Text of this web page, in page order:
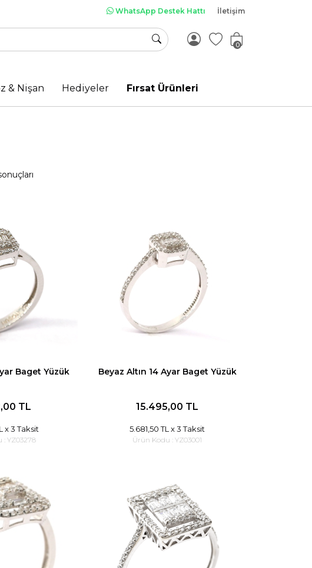
WhatsApp Destek Hattı İletişim
0
& Nişan Hediyeler Fırsat Ürünleri
Baget Yüzük
TL
x 3 Taksit
:YZ03278
Beyaz Altın 14 Ayar Baget Yüzük
15.495,00 TL
5.681,50 TL x 3 Taksit
Ürün Kodu : YZ03001